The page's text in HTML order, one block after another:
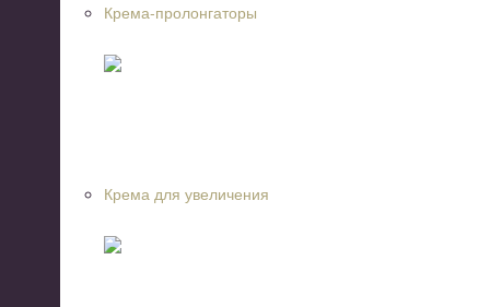
Крема-пролонгаторы
Крема для увеличения